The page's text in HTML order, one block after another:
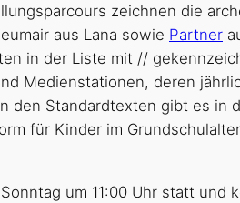
zeichnen die
aus Lana sowie Partner
in der Liste mit //
Medienstationen, deren
Standardtexten gibt es in
für Kinder im
um 11:00 Uhr statt